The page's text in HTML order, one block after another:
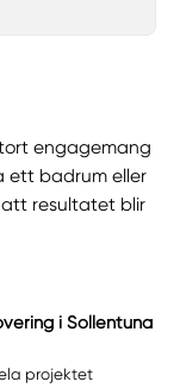
engagemang
ett badrum eller
resultatet blir
i Sollentuna
projektet